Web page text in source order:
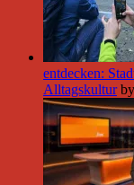
entdecken:
Alltagskultur by